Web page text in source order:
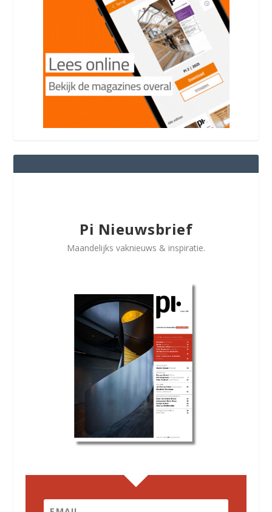
Pi Nieuwsbrief
Maandelijks vaknieuws & inspiratie.